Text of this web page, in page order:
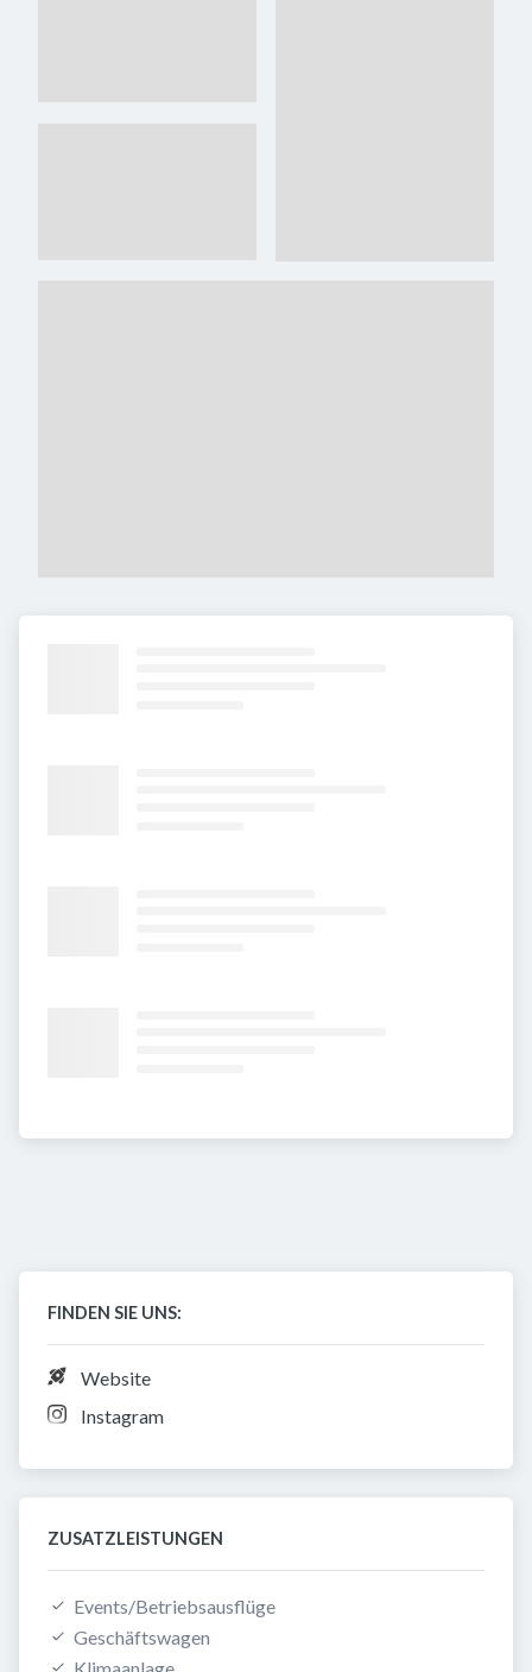
FINDEN SIE UNS:
Website
Instagram
ZUSATZLEISTUNGEN
Events/Betriebsausflüge
Geschäftswagen